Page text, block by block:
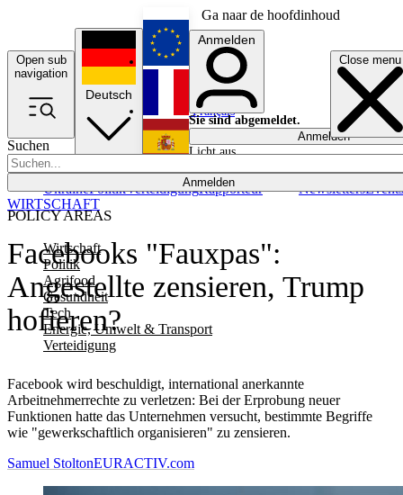
Ga naar de hoofdinhoud
Open sub
navigation
Close menu
Suchen
Anmelden
POLICY AREAS
Wirtschaft
Politik
Agrifood
Gesundheit
Tech
Energie, Umwelt & Transport
Verteidigung
UkrainePolitikVerteidigungRapporteur NewslettersEvents
Deutsch
English
Français
Anmelden
Sie sind abgemeldet.
Anmelden
Licht aus
Facebooks "Fauxpas":
Angestellte zensieren, Trump
hofieren?
Facebook wird beschuldigt, international anerkannte
Arbeitnehmerrechte zu verletzen: Bei der Erprobung neuer
Funktionen hatte das Unternehmen versucht, bestimmte Begriffe
wie "gewerkschaftlich organisieren" zu zensieren.
WIRTSCHAFT
Samuel StoltonEURACTIV.com